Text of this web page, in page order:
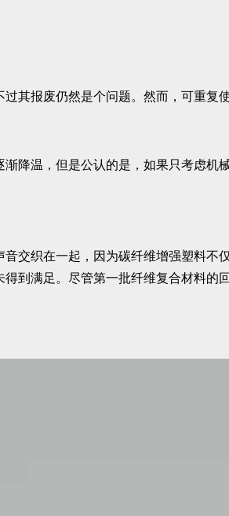
其报废仍然是个问题。然而，可重复
降温，但是公认的是，如果只考虑
交织在一起，因为碳纤维增强塑料
到满足。尽管第一批纤维复合材料的